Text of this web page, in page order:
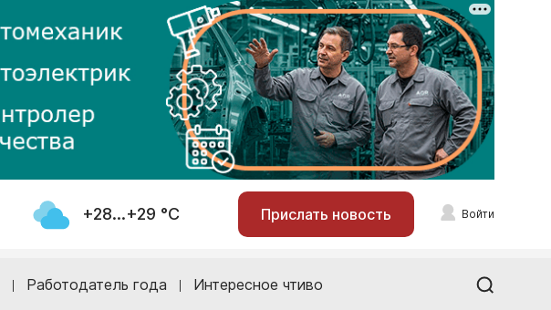
+28...+29 °С Прислать новость Войти
Работодатель года Интересное чтиво